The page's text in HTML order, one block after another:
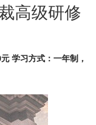
高级研修
学习方式：一年制，